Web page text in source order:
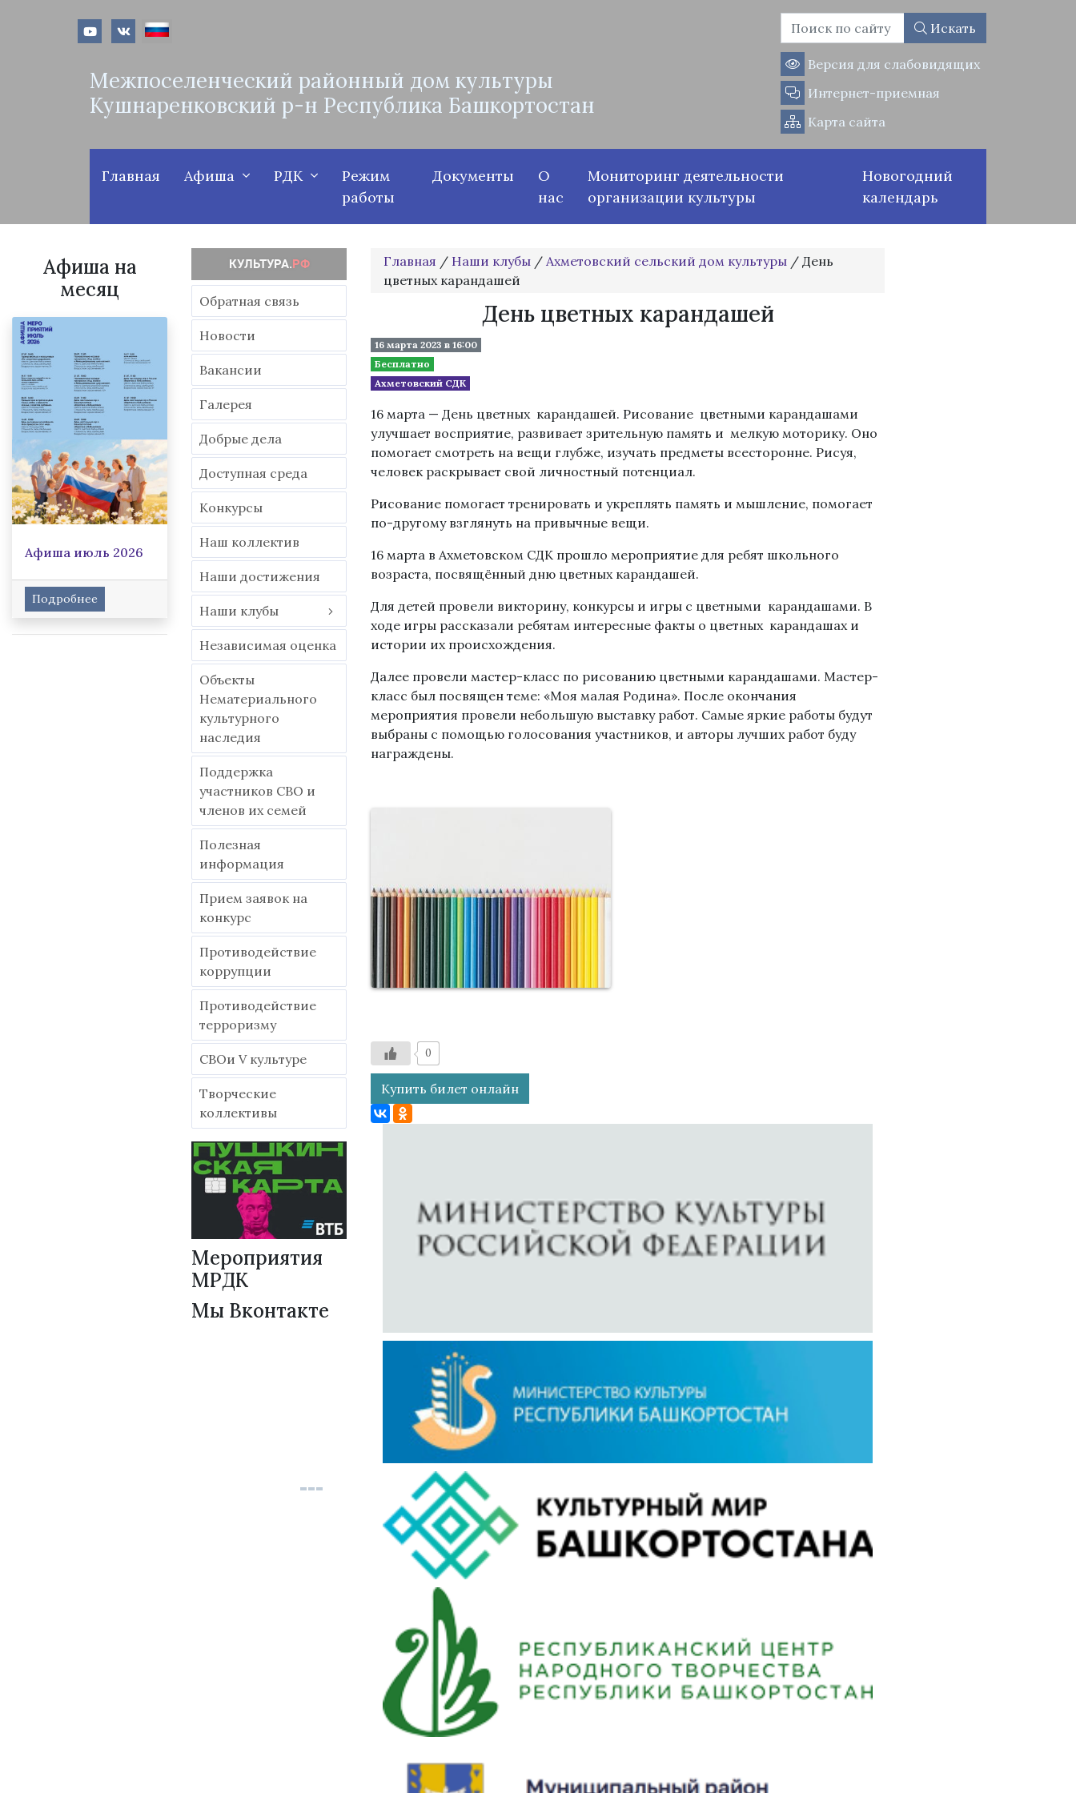
Искать
Межпоселенческий районный дом культуры
Кушнаренковский р-н Республика Башкортостан
Версия для слабовидящих
Интернет-приемная
Карта сайта
Главная Афиша РДК
Режим
работы
Документы
О
нас
Мониторинг деятельности
организации культуры
Новогодний
календарь
Афиша на
месяц
Афиша июль 2026
Подробнее
Обратная связь
Новости
Вакансии
Гaлерея
Добрые дела
Доступная среда
Конкурсы
Наш коллектив
Наши достижения
Наши клубы
Независимая оценка
Объекты
Нематериального
культурного
наследия
Поддержка
участников СВО и
членов их семей
Полезная
информация
Прием заявок на
конкурс
Противодействие
коррупции
Противодействие
терроризму
СВОи V культуре
Творческие
коллективы
Мероприятия
МРДК
Мы Вконтакте
Главная / Наши клубы / Ахметовский сельский дом культуры / День
цветных карандашей
День цветных карандашей
16 марта 2023 в 16:00
Бесплатно
Ахметовский СДК
16 марта — День цветных карандашей. Рисование цветными карандашами
улучшает восприятие, развивает зрительную память и мелкую моторику. Оно
помогает смотреть на вещи глубже, изучать предметы всесторонне. Рисуя,
человек раскрывает свой личностный потенциал.
Рисование помогает тренировать и укреплять память и мышление, помогает
по-другому взглянуть на привычные вещи.
16 марта в Ахметовском СДК прошло мероприятие для ребят школьного
возраста, посвящённый дню цветных карандашей.
Для детей провели викторину, конкурсы и игры с цветными карандашами. В
ходе игры рассказали ребятам интересные факты о цветных карандашах и
истории их происхождения.
Далее провели мастер-класс по рисованию цветными карандашами. Мастер-
класс был посвящен теме: «Моя малая Родина». После окончания
мероприятия провели небольшую выставку работ. Самые яркие работы будут
выбраны с помощью голосования участников, и авторы лучших работ буду
награждены.
0
Купить билет онлайн